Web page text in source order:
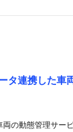
タ連携した車
の動態管理サー